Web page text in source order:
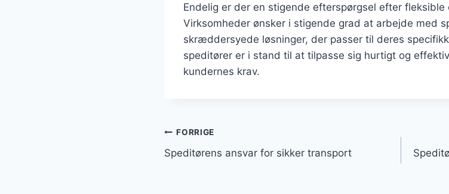
Endelig er der en stigende efterspørgsel efter fleksible
Virksomheder ønsker i stigende grad at arbejde med
skræddersyede løsninger, der passer til deres
speditører er i stand til at tilpasse sig hurtigt og
kundernes krav.
Indlægsnavigation
FORRIGE
Speditørens ansvar for sikker transport